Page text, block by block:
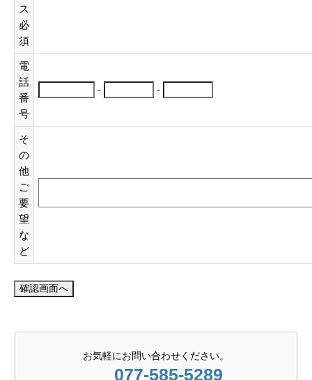
ス
必
須
電
話
番
号
- -
そ
の
他
ご
要
望
な
ど
お気軽にお問い合わせください。
077-585-5289